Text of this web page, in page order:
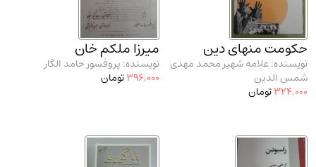
حکومت منهای دین
نویسنده: علامه شهیر محمد مهدی
شمس الدین
324,000تومان
میرزا ملکم خان
نویسنده: پروفسور حامد الگار
396,000تومان